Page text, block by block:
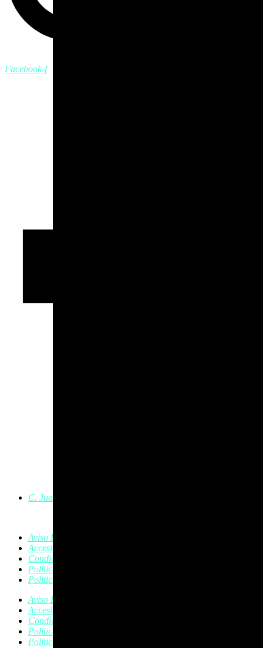
Facebook-f
C. Juan Austria, 8, Bajo, 24402 Ponferrada, León
Aviso Legal
Accesibilidad
Condiciones de Compra
Política de Cookies
Política de Privacidad
Aviso Legal
Accesibilidad
Condiciones de Compra
Política de Cookies
Política de Privacidad